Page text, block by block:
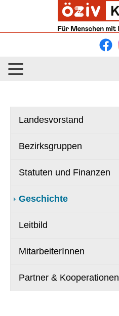
Skip to main navigation
Skip to main content
Skip to page footer
Landesvorstand
Bezirksgruppen
Statuten und Finanzen
Geschichte
Leitbild
MitarbeiterInnen
Partner & Kooperationen